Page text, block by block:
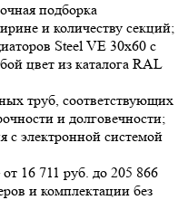
подборка
и количеству секций;
Steel VE 30х60 с
цвет из каталога RAL
труб, соответствующих
и долговечности;
с электронной системой
16 711 руб. до 205 866
и комплектации без